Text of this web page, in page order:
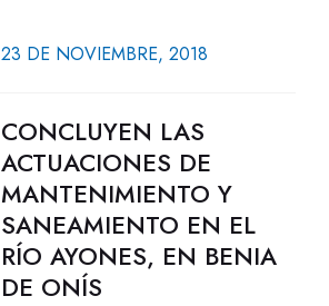
23 DE NOVIEMBRE, 2018
CONCLUYEN LAS
ACTUACIONES DE
MANTENIMIENTO Y
SANEAMIENTO EN EL
RÍO AYONES, EN BENIA
DE ONÍS